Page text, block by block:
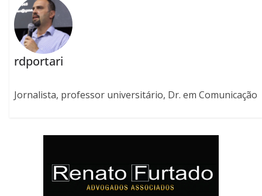
rdportari
Jornalista, professor universitário, Dr. em Comunicação